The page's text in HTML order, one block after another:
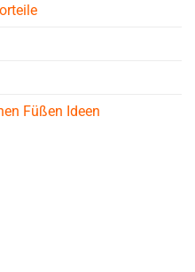
Füßen Ideen